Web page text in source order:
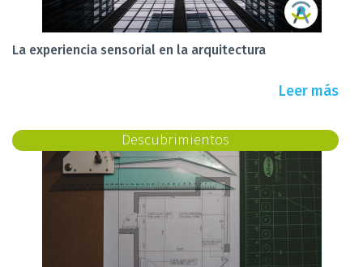
La experiencia sensorial en la arquitectura
Leer más
Descubrimientos